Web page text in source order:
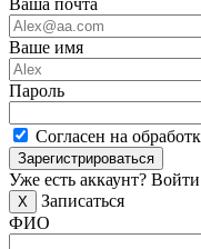
Ваше имя
Пароль
Согласен на
Зарегистрироваться
Уже есть аккаунт? Войти
X
Записаться
ФИО